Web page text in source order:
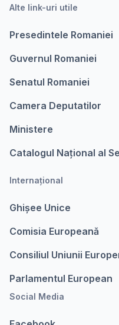
Alte link-uri utile
Presedintele Romaniei
Guvernul Romaniei
Senatul Romaniei
Camera Deputatilor
Ministere
Catalogul Național al
Internațional
Ghișee Unice
Comisia Europeanǎ
Consiliul Uniunii
Parlamentul European
Social Media